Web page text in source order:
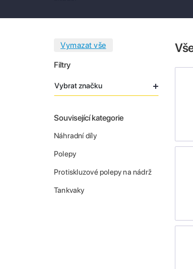
Filtry
Vybrat značku
Související kategorie
Náhradní díly
Polepy
Protiskluzové polepy na nádrž
Tankvaky